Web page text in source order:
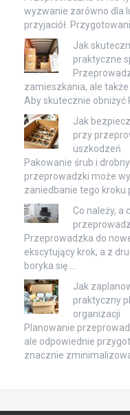
wyzwanie zarówno dla
przyjaciół.
Jak
praktyczne
zamieszkania, ale
Aby skutecznie
Jak
przy
uszkodzeń
Pakowanie śrub i
przeprowadzki może
zaniedbanie tego kroku
Co należy, a
Przeprowadzka do
ekscytujący krok, a z
boryka się …
Jak
praktyczny
organizacji
Planowanie
ale odpowiednie
znacznie